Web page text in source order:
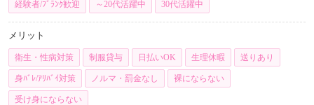
経験者/ﾌﾞﾗﾝｸ歓迎 ～20代活躍中 30代活躍中
メリット
衛生・性病対策 制服貸与 日払いOK 生理休暇 送りあり
身ﾊﾞﾚ/ｱﾘﾊﾞｲ対策 ノルマ・罰金なし 裸にならない
受け身にならない